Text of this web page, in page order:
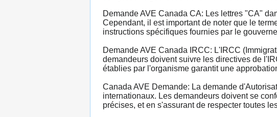
Demande AVE Canada CA: Les lettres "CA"
Cependant, il est important de noter que le
instructions spécifiques fournies par le
Demande AVE Canada IRCC: L'IRCC
demandeurs doivent suivre les directives de
établies par l'organisme garantit une
Canada AVE Demande: La demande
internationaux. Les demandeurs doivent se
précises, et en s'assurant de respecter toutes